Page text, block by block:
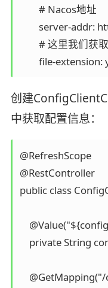
        # Nacos地址
server-addr:
# 这里我们
创建
中获取配置信息：
@RefreshScope
@RestController
public class
private String
@GetMapping("/